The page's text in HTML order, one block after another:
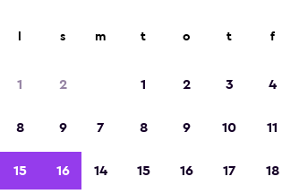
platser med momondo.
2023
s
1 2
8 9
15 16
m t o t f
1 2 3 4
7 8 9 10 11
14 15 16 17 18